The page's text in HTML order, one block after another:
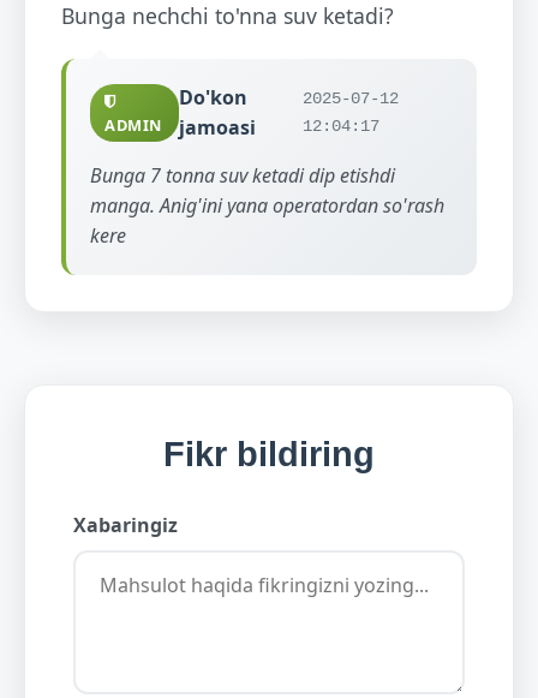
Bunga nechchi to'nna suv ketadi?
ADMIN
Do'kon
jamoasi
2025-07-12
12:04:17
Bunga 7 tonna suv ketadi dip etishdi
manga. Anig'ini yana operatordan so'rash
kere
Fikr bildiring
Xabaringiz